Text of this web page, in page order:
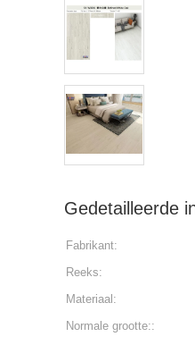
Gedetailleerde
Fabrikant:
Reeks:
Materiaal:
Normale grootte::